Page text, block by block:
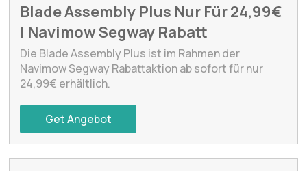
Blade Assembly Plus Nur Für 24,99€
| Navimow Segway Rabatt
Die Blade Assembly Plus ist im Rahmen der
Navimow Segway Rabattaktion ab sofort für nur
24,99€ erhältlich.
Get Angebot